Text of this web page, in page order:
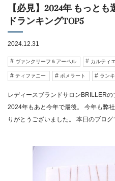
【必見】2024年 もっと
ドランキングTOP5
2024.12.31
ヴァンクリーフ＆アーペル カルティエ
ティファニー ポメラート ラン
レディースブランドサロンBRILLERの
2024年もあと今年で最後。 今年も弊
りがとうございました。 本日のブロ